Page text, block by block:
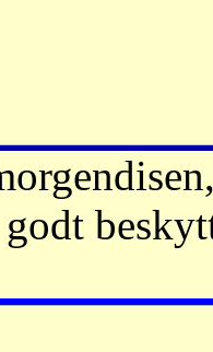
godt